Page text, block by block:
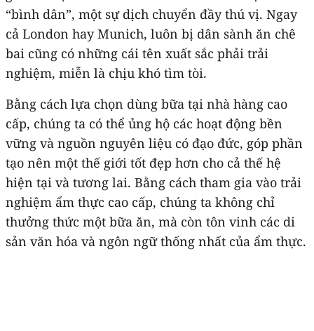
“bình dân”, một sự dịch chuyển đầy thú vị. Ngay
cả London hay Munich, luôn bị dân sành ăn chê
bai cũng có những cái tên xuất sắc phải trải
nghiệm, miễn là chịu khó tìm tòi.
Bằng cách lựa chọn dùng bữa tại nhà hàng cao
cấp, chúng ta có thể ủng hộ các hoạt động bền
vững và nguồn nguyên liệu có đạo đức, góp phần
tạo nên một thế giới tốt đẹp hơn cho cả thế hệ
hiện tại và tương lai. Bằng cách tham gia vào trải
nghiệm ẩm thực cao cấp, chúng ta không chỉ
thưởng thức một bữa ăn, mà còn tôn vinh các di
sản văn hóa và ngôn ngữ thống nhất của ẩm thực.